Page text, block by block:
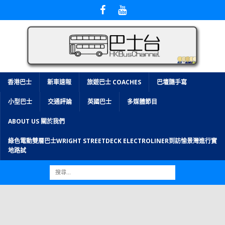
香港巴士 新車速報 旅遊巴士 COACHES 巴壇隨手寫
小型巴士 交通評論 英國巴士 多媒體節目
ABOUT US 關於我們
綠色電動雙層巴士WRIGHT STREETDECK ELECTROLINER到訪愉景灣進行實
地路試